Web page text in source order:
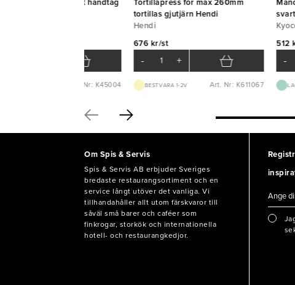
Gourmet fin svart handtag
Art. Nr: K45004
Tortillapress för max 260mm
tortillas gjutjärn Hendi
Hendi
676 kr/st
- +
BEST.VARA 1-2V Art. Nr: K611067
512
-
Om Spis & Servis
Spis & Servis AB erbjuder Sveriges
bredaste restaurangsortiment och en
service långt utöver det vanliga. Vi
tillhandahåller allt utom färskvaror till
såväl små barer och caféer som
finkrogar, storkök och internationella
hotell- och restaurangkedjor.